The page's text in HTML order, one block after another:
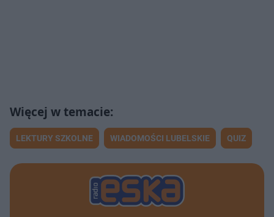
LEKTURY SZKOLNE WIADOMOŚCI LUBELSKIE QUIZ